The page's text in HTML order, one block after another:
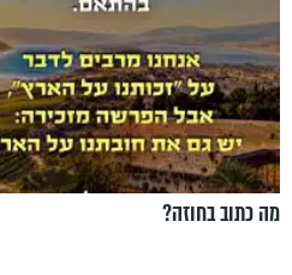
מה כתוב בחוזה?